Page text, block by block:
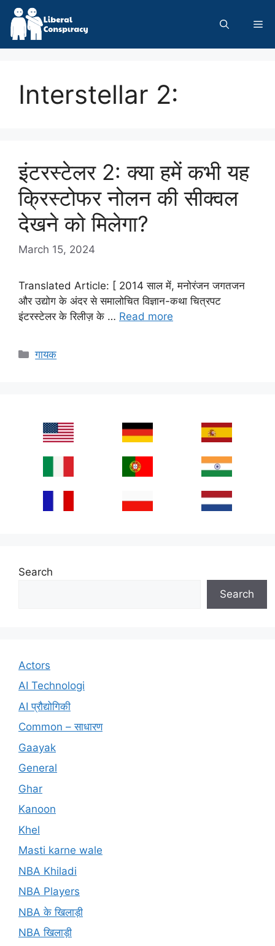
Skip
content
Interstellar 2:
इंटरस्टेलर 2: क्या हमें कभी यह
क्रिस्टोफर नोलन की सीक्वल
देखने को मिलेगा?
March 15, 2024
Translated Article: [ 2014 साल में, मनोरंजन जगतजन
और उद्योग के अंदर से समालोचित विज्ञान-कथा चित्रपट
इंटरस्टेलर के रिलीज़ के … Read more
Categories
गायक
Search
Search
Actors
AI Technologi
AI प्रौद्योगिकी
Common – साधारण
Gaayak
General
Ghar
Kanoon
Khel
Masti karne wale
NBA Khiladi
NBA Players
NBA के खिलाड़ी
NBA खिलाड़ी